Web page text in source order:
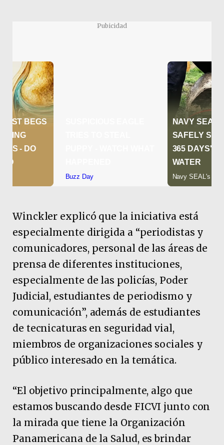
Pubicidad
Winckler explicó que la iniciativa está
especialmente dirigida a “periodistas y
comunicadores, personal de las áreas de
prensa de diferentes instituciones,
especialmente de las policías, Poder
Judicial, estudiantes de periodismo y
comunicación”, además de estudiantes
de tecnicaturas en seguridad vial,
miembros de organizaciones sociales y
público interesado en la temática.
“El objetivo principalmente, algo que
estamos buscando desde FICVI junto con
la mirada que tiene la Organización
Panamericana de la Salud, es brindar